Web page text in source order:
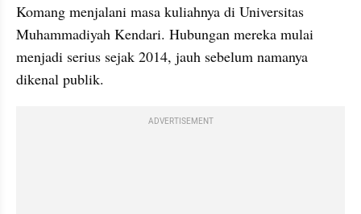
Komang menjalani masa kuliahnya di Universitas
Muhammadiyah Kendari. Hubungan mereka mulai
menjadi serius sejak 2014, jauh sebelum namanya
dikenal publik.
ADVERTISEMENT